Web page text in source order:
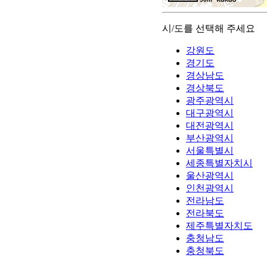
시/도를 선택해 주세요
강원도
경기도
경상남도
경상북도
광주광역시
대구광역시
대전광역시
부산광역시
서울특별시
세종특별자치시
울산광역시
인천광역시
전라남도
전라북도
제주특별자치도
충청남도
충청북도